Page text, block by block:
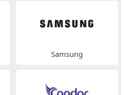
Samsung